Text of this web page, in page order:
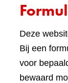
Deze
Bij een
voor
bewaard